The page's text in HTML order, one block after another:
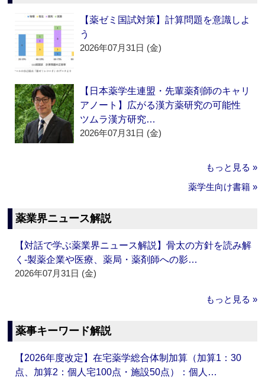
【薬ゼミ国試対策】計算問題を意識しよ
う
2026年07月31日 (金)
【日本薬学生連盟・先輩薬剤師のキャリ
アノート】広がる漢方薬研究の可能性
ツムラ漢方研究…
2026年07月31日 (金)
もっと見る »
薬学生向け書籍 »
薬業界ニュース解説
【対話で学ぶ薬業界ニュース解説】骨太の方針を読み解
く‐製薬企業や医療、薬局・薬剤師への影…
2026年07月31日 (金)
もっと見る »
薬事キーワード解説
【2026年度改定】在宅薬学総合体制加算（加算1：30
点、加算2：個人宅100点・施設50点）：個人…